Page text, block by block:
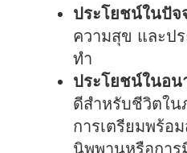
ประโยชน์ในปัจ
ความสุข และป
ทำ
ประโยชน์ในอน
ดีสำหรับชีวิตใน
การเตรียมพร้อ
นิพพานหรือกา